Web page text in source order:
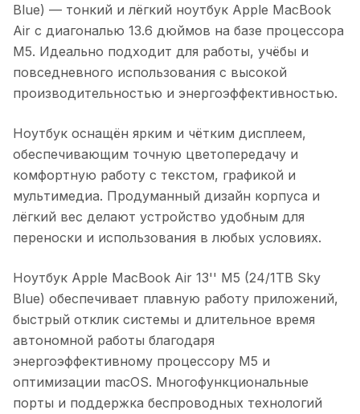
Blue) — тонкий и лёгкий ноутбук Apple MacBook
Air с диагональю 13.6 дюймов на базе процессора
M5. Идеально подходит для работы, учёбы и
повседневного использования с высокой
производительностью и энергоэффективностью.
Ноутбук оснащён ярким и чётким дисплеем,
обеспечивающим точную цветопередачу и
комфортную работу с текстом, графикой и
мультимедиа. Продуманный дизайн корпуса и
лёгкий вес делают устройство удобным для
переноски и использования в любых условиях.
Ноутбук Apple MacBook Air 13'' M5 (24/1TB Sky
Blue) обеспечивает плавную работу приложений,
быстрый отклик системы и длительное время
автономной работы благодаря
энергоэффективному процессору M5 и
оптимизации macOS. Многофункциональные
порты и поддержка беспроводных технологий